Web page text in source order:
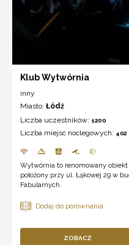
Klub Wytwórnia
inny
Miasto: Łódź
Liczba uczestników: 1200
Liczba miejsc noclegowych: 402
Wytwórnia to renomowany
położony przy ul. Łąkowej 29 w
Fabularnych.
ZOBACZ